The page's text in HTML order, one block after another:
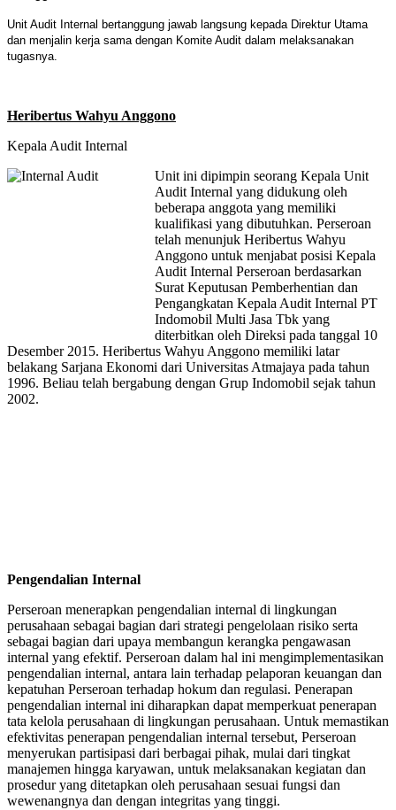
Unit Audit Internal bertanggung jawab langsung kepada Direktur Utama
dan menjalin kerja sama dengan Komite Audit dalam melaksanakan
tugasnya.
Heribertus Wahyu Anggono
Kepala Audit Internal
Unit ini dipimpin seorang Kepala Unit
Audit Internal yang didukung oleh
beberapa anggota yang memiliki
kualifikasi yang dibutuhkan. Perseroan
telah menunjuk Heribertus Wahyu
Anggono untuk menjabat posisi Kepala
Audit Internal Perseroan berdasarkan
Surat Keputusan Pemberhentian dan
Pengangkatan Kepala Audit Internal PT
Indomobil Multi Jasa Tbk yang
diterbitkan oleh Direksi pada tanggal 10
Desember 2015. Heribertus Wahyu Anggono memiliki latar
belakang Sarjana Ekonomi dari Universitas Atmajaya pada tahun
1996. Beliau telah bergabung dengan Grup Indomobil sejak tahun
2002.
Pengendalian Internal
Perseroan menerapkan pengendalian internal di lingkungan
perusahaan sebagai bagian dari strategi pengelolaan risiko serta
sebagai bagian dari upaya membangun kerangka pengawasan
internal yang efektif. Perseroan dalam hal ini mengimplementasikan
pengendalian internal, antara lain terhadap pelaporan keuangan dan
kepatuhan Perseroan terhadap hokum dan regulasi. Penerapan
pengendalian internal ini diharapkan dapat memperkuat penerapan
tata kelola perusahaan di lingkungan perusahaan. Untuk memastikan
efektivitas penerapan pengendalian internal tersebut, Perseroan
menyerukan partisipasi dari berbagai pihak, mulai dari tingkat
manajemen hingga karyawan, untuk melaksanakan kegiatan dan
prosedur yang ditetapkan oleh perusahaan sesuai fungsi dan
wewenangnya dan dengan integritas yang tinggi.